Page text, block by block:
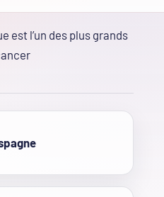
est l’un des plus grands